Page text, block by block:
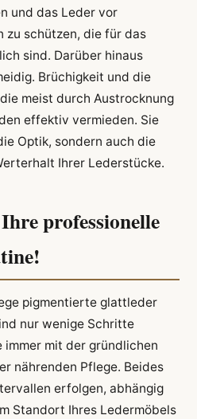
und das Leder vor
zu schützen, die für das
sind. Darüber hinaus
Brüchigkeit und die
meist durch Austrocknung
effektiv vermieden. Sie
Optik, sondern auch die
Ihrer Lederstücke.
professionelle
pigmentierte glattleder
nur wenige Schritte
immer mit der gründlichen
nährenden Pflege. Beides
erfolgen, abhängig
Standort Ihres Ledermöbels